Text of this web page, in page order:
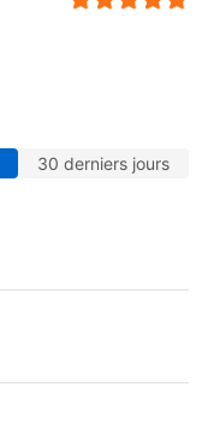
30 derniers jours